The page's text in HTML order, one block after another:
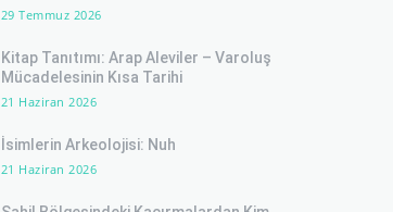
29 Temmuz 2026
Kitap Tanıtımı: Arap Aleviler – Varoluş
Mücadelesinin Kısa Tarihi
21 Haziran 2026
İsimlerin Arkeolojisi: Nuh
21 Haziran 2026